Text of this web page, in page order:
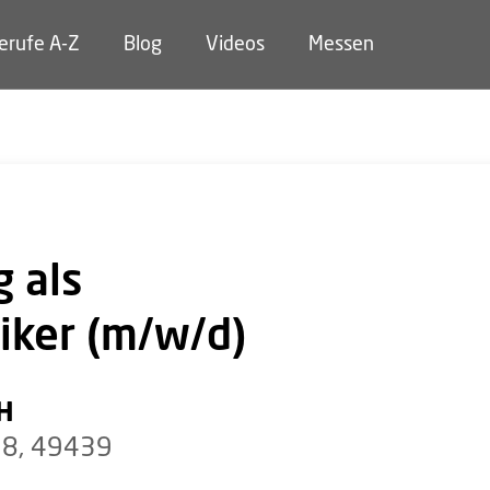
A-Z Blog Videos Messen
als
(m/w/d)
49439